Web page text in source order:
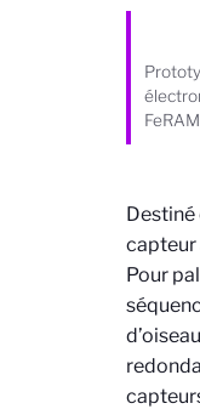
Destiné
capteur
Pour